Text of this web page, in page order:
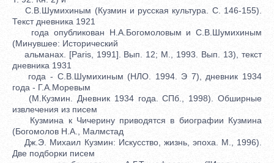
С.В.Шумихиным (Кузмин и русская культура. С. 146-155).
Текст дневника 1921
года опубликован Н.А.Богомоловым и С.В.Шумихиным
(Минувшее: Исторический
альманах. [Paris, 1991]. Вып. 12; М., 1993. Вып. 13), текст
дневника 1931
года - С.В.Шумихиным (НЛО. 1994. Э 7), дневник 1934
года - Г.А.Моревым
(М.Кузмин. Дневник 1934 года. СПб., 1998). Обширные
извлечения из писем
Кузмина к Чичерину приводятся в биографии Кузмина
(Богомолов Н.А., Малмстад
Дж.Э. Михаил Кузмин: Искусство, жизнь, эпоха. М., 1996).
Две подборки писем